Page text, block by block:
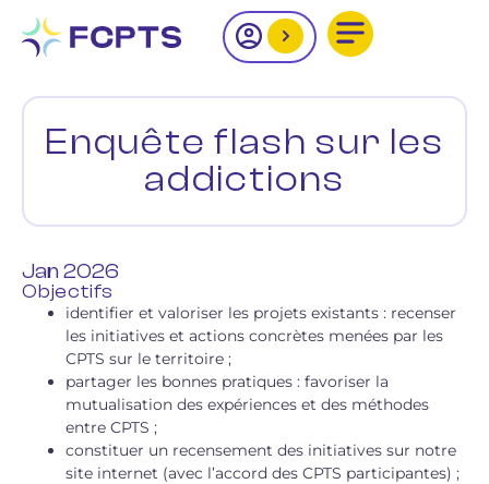
Enquête flash sur les
addictions
Jan 2026
Objectifs
identifier et valoriser les projets existants : recenser
les initiatives et actions concrètes menées par les
CPTS sur le territoire ;
partager les bonnes pratiques : favoriser la
mutualisation des expériences et des méthodes
entre CPTS ;
constituer un recensement des initiatives sur notre
site internet (avec l’accord des CPTS participantes) ;